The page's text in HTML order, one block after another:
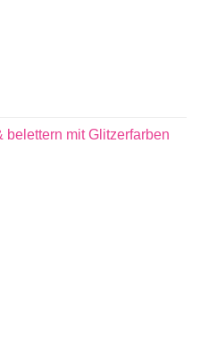
mit Glitzerfarben